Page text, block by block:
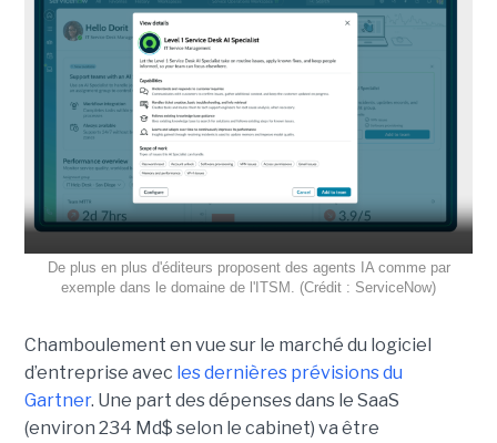
De plus en plus d'éditeurs proposent des agents IA comme par
exemple dans le domaine de l'ITSM. (Crédit : ServiceNow)
Chamboulement en vue sur le marché du logiciel
d’entreprise avec les dernières prévisions du
Gartner. Une part des dépenses dans le SaaS
(environ 234 Md$ selon le cabinet) va être